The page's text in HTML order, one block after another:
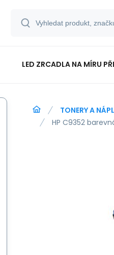
LED ZRCADLA NA MÍRU
TONERY A
HP C9352